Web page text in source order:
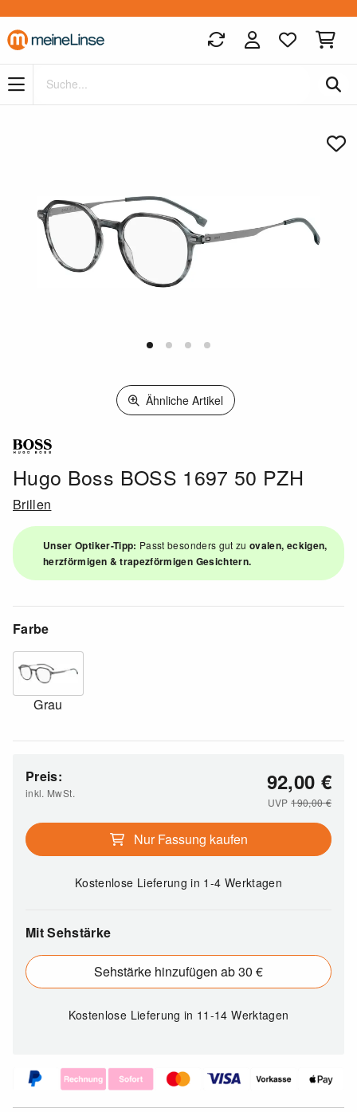
Zum Hauptinhalt springen
Ähnliche Artikel
Hugo Boss BOSS 1697 50 PZH
Brillen
Unser Optiker-Tipp: Passt besonders gut zuovalen, eckigen,
herzförmigen & trapezförmigen Gesichtern.
Farbe
Grau
Preis:
inkl. MwSt. 92,00 €
UVP190,00€
Nur Fassung kaufen
Kostenlose Lieferungin 1-4 Werktagen
Mit Sehstärke
Sehstärke hinzufügen ab 30 €
Kostenlose Lieferungin 11-14 Werktagen